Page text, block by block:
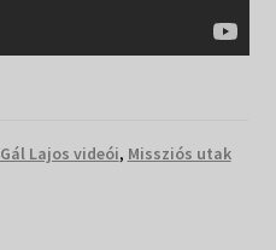
Gál Lajos videói, Missziós utak